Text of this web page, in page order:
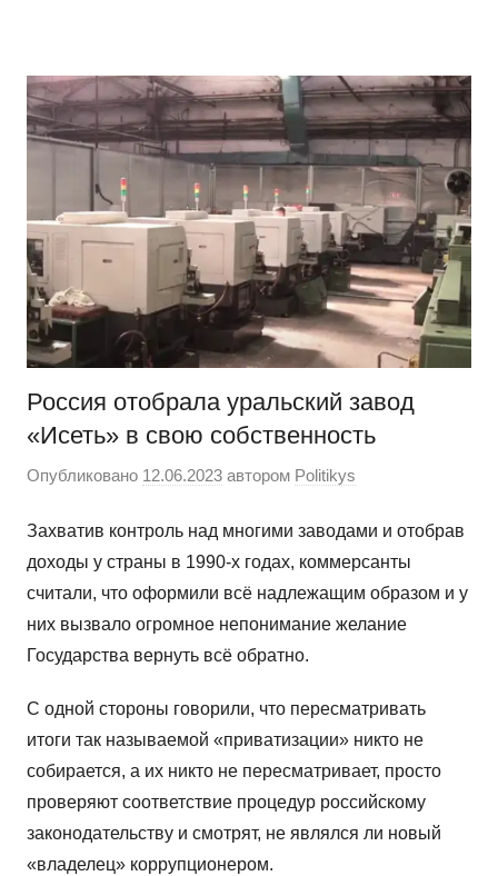
содержимому
сайт
на
WordPress
Россия отобрала уральский завод
«Исеть» в свою собственность
Опубликовано 12.06.2023 автором Politikys
Захватив контроль над многими заводами и отобрав
доходы у страны в 1990-х годах, коммерсанты
считали, что оформили всё надлежащим образом и у
них вызвало огромное непонимание желание
Государства вернуть всё обратно.
С одной стороны говорили, что пересматривать
итоги так называемой «приватизации» никто не
собирается, а их никто не пересматривает, просто
проверяют соответствие процедур российскому
законодательству и смотрят, не являлся ли новый
«владелец» коррупционером.